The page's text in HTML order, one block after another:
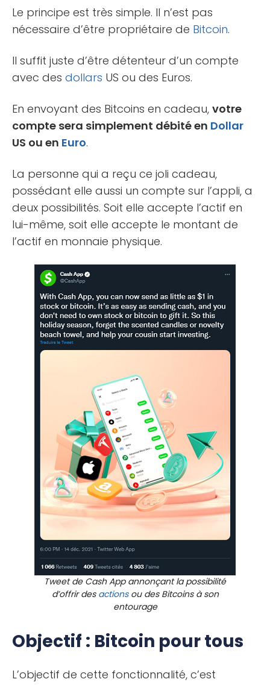
Le principe est très simple. Il n’est pas
nécessaire d’être propriétaire de Bitcoin.
Il suffit juste d’être détenteur d’un compte
avec des dollars US ou des Euros.
En envoyant des Bitcoins en cadeau, votre
compte sera simplement débité en Dollar
US ou en Euro.
La personne qui a reçu ce joli cadeau,
possédant elle aussi un compte sur l’appli, a
deux possibilités. Soit elle accepte l’actif en
lui-même, soit elle accepte le montant de
l’actif en monnaie physique.
Tweet de Cash App annonçant la possibilité
d’offrir des actionsou des Bitcoins à son
entourage
Objectif : Bitcoin pour tous
L’objectif de cette fonctionnalité, c’est